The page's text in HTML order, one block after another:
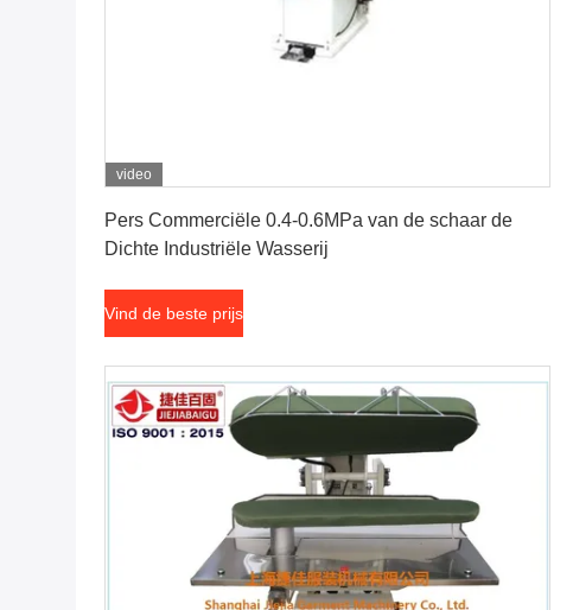
video
Pers Commerciële 0.4-0.6MPa van de schaar de
Dichte Industriële Wasserij
Vind de beste prijs